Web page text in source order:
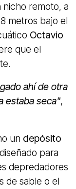
remoto, a
metros bajo el
Octavio
que el
ahí de otra
estaba seca",
un depósito
para
depredadores
de sable o el